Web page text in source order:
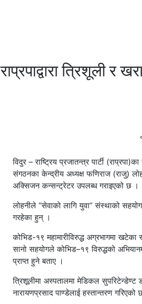
राप्रपाद्वारा त्रिशूली
विदुर – राष्ट्रिय प्रजातन्त्र पार्टी
संगठनका केन्द्रीय अध्यक्ष फणिराज (राजु)
अक्सिजन कन्सन्ट्रेटर उपलब्ध गराइएको छ ।
लोहनीले “सेवाको लागि युवा” संस्थाको
गरहेका हुन् ।
कोभिड-१९ महामारीविरुद्ध अग्रभागमा
सानो सहयोगले कोभिड–१९ विरुद्धको
प्राप्त हुने बताए ।
त्रिशूलीमा अस्पतालमा मेडिकल सुपरिटेन्डेण्ट
नारायणप्रसाद पाण्डेलाई हस्तान्तरण गरिएको